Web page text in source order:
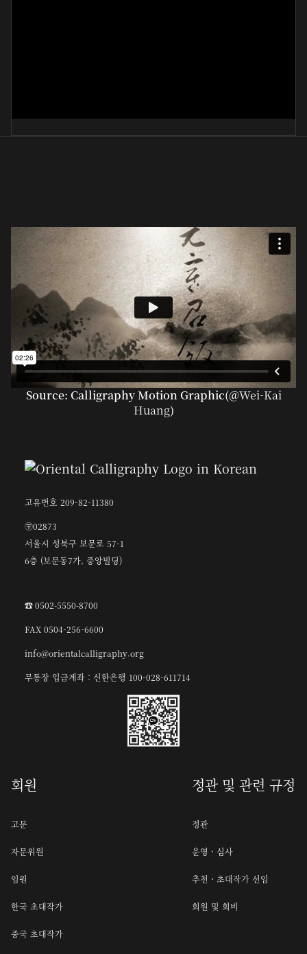
Source: Calligraphy Motion Graphic(@Wei-Kai
Huang)
고유번호 209-82-11380
〶02873
서울시 성북구 보문로 57-1
6층 (보문동7가, 중앙빌딩)
☎︎ 0502-5550-8700
FAX 0504-256-6600
info@orientalcalligraphy.org
무통장 입금계좌 : 신한은행 100-028-611714
회원
고문
자문위원
임원
한국 초대작가
중국 초대작가
정관 및 관련 규정
정관
운영ㆍ심사
추천ㆍ초대작가 선임
회원 및 회비